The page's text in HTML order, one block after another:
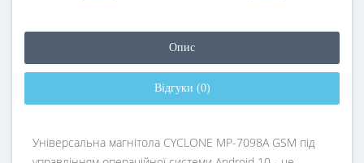
Опис
Відгуки (0)
Універсальна магнітола CYCLONE MP-7098A GSM під